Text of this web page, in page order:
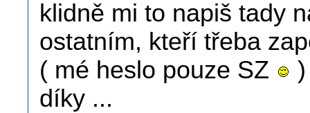
klidně mi to napiš tady
ostatním, kteří třeba
( mé heslo pouze SZ
)
díky ...